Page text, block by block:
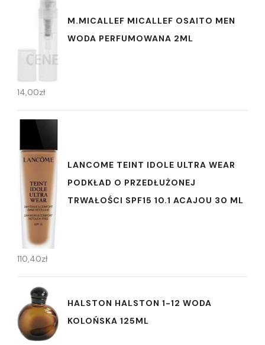
M.MICALLEF MICALLEF OSAITO MEN
WODA PERFUMOWANA 2ML
14,00zł
LANCOME TEINT IDOLE ULTRA WEAR
PODKŁAD O PRZEDŁUŻONEJ
TRWAŁOŚCI SPF15 10.1 ACAJOU 30 ML
110,40zł
HALSTON HALSTON 1-12 WODA
KOLOŃSKA 125ML